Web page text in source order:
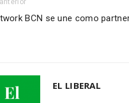
BCN se une como
EL LIBERAL